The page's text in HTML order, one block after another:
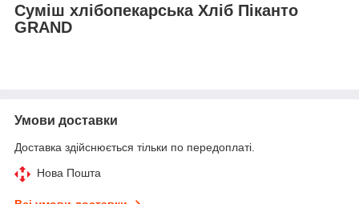
Суміш хлібопекарська Хліб Піканто
GRAND
Умови доставки
Доставка здійснюється тільки по передоплаті.
Нова Пошта